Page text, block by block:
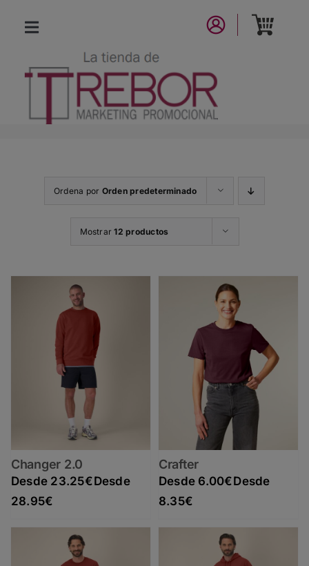
Toggle
Navigation
NUEVA COLECCIÓN
Ordena por Orden predeterminado
Mostrar12 productos
Changer 2.0
23.25€
28.95€
Crafter
6.00€
8.35€